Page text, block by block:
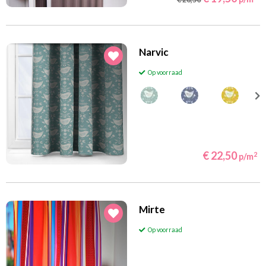
Maritiem(30)
(22)
Ridders en piraten(13)
Jungle en safari (106)
Sport (4)
Sterren en planeten (17)
Transport (75)
Wereld en steden (29)
Boerderijdieren(39)
Bosdieren
Huisdieren
Paardengordijnen
Nijntje (4)
Vlinders(60)
Narvic
Op voorraad
€ 22,50 p/m2
Mirte
Op voorraad